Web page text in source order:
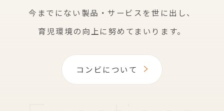
今までにない製品・サービスを世に出し、
育児環境の向上に努めてまいります。
コンビについて